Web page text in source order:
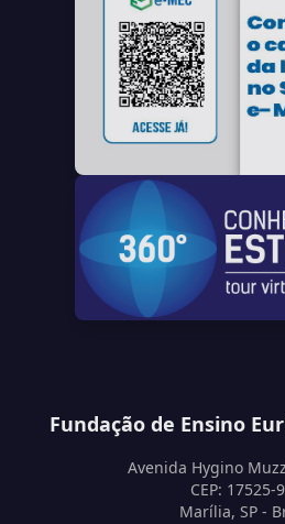
Fundação de Ensino
Avenida Hygino
CEP: 17525-
Marília, SP -